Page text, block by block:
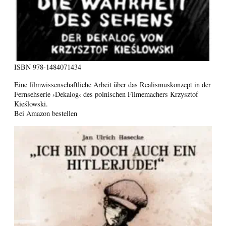
ISBN 978-1484071434
Eine filmwissenschaftliche Arbeit über das Realismuskonzept in der
Fernsehserie ›Dekalog‹ des polnischen Filmemachers Krzysztof
Kieślowski.
Bei Amazon bestellen